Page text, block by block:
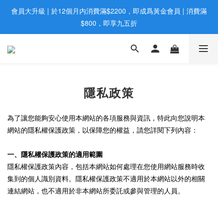
歡迎親臨旺角店購買：旺角弼街20號12樓B  |  RealDeal 保健品 |
WhatsApp 9560 0709
會員大升級 | 於12個月内消費滿$2200，即成爲黃金會員 | 消費滿
$800，即享九五折
網站購買滿$500，免運費送貨 | Free Delivery on HK $500 Online
WhatsApp 9560 0709
隱私政策
為了讓您能夠安心使用本網站的各項服務與資訊，特此向您說明本
網站的隱私權保護政策，以保障您的權益，請您詳閱下列內容：
一、隱私權保護政策的適用範圍
隱私權保護政策內容，包括本網站如何處理在您使用網站服務時收
集到的個人識別資料。隱私權保護政策不適用於本網站以外的相關
連結網站，也不適用於非本網站所委託或參與管理的人員。